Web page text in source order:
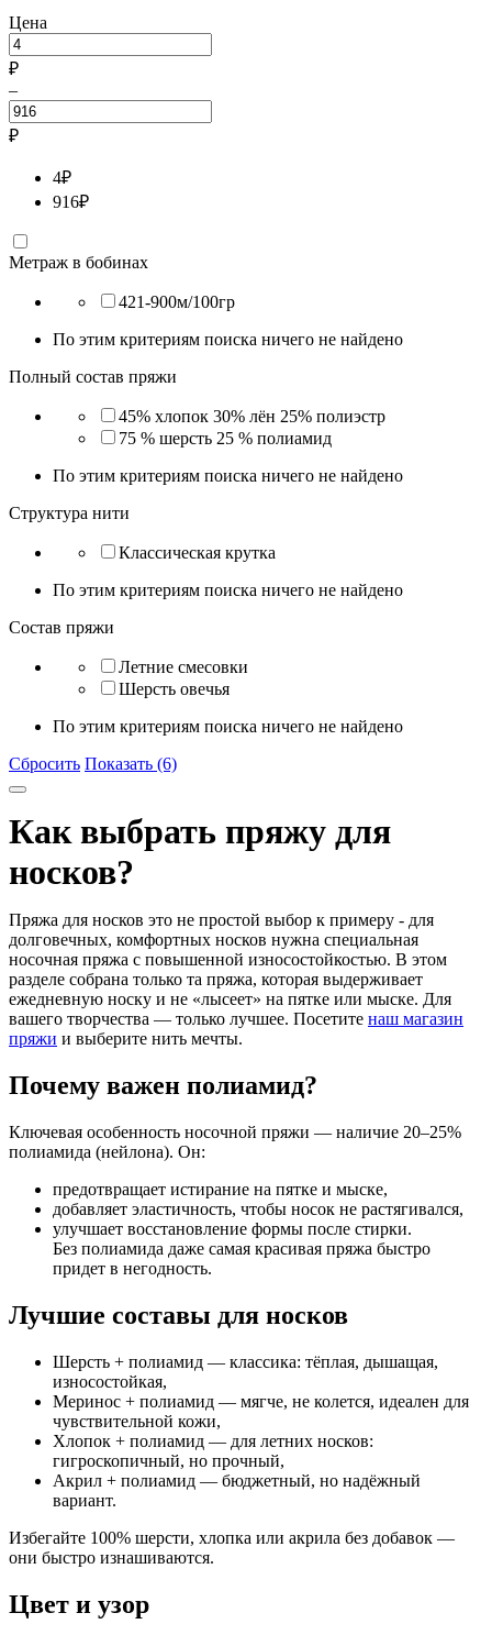
Цена
₽
–
₽
4₽
916₽
Метраж в бобинах
421-900м/100гр
По этим критериям поиска ничего не найдено
Полный состав пряжи
45% хлопок 30% лён 25% полиэстр
75 % шерсть 25 % полиамид
По этим критериям поиска ничего не найдено
Структура нити
Классическая крутка
По этим критериям поиска ничего не найдено
Состав пряжи
Летние смесовки
Шерсть овечья
По этим критериям поиска ничего не найдено
Сбросить Показать (6)
Как выбрать пряжу для
носков?
Пряжа для носков это не простой выбор к примеру - для
долговечных, комфортных носков нужна специальная
носочная пряжа с повышенной износостойкостью. В этом
разделе собрана только та пряжа, которая выдерживает
ежедневную носку и не «лысеет» на пятке или мыске. Для
вашего творчества — только лучшее. Посетите наш магазин
пряжи и выберите нить мечты.
Почему важен полиамид?
Ключевая особенность носочной пряжи — наличие 20–25%
полиамида (нейлона). Он:
предотвращает истирание на пятке и мыске,
добавляет эластичность, чтобы носок не растягивался,
улучшает восстановление формы после стирки.
Без полиамида даже самая красивая пряжа быстро
придет в негодность.
Лучшие составы для носков
Шерсть + полиамид — классика: тёплая, дышащая,
износостойкая,
Меринос + полиамид — мягче, не колется, идеален для
чувствительной кожи,
Хлопок + полиамид — для летних носков:
гигроскопичный, но прочный,
Акрил + полиамид — бюджетный, но надёжный
вариант.
Избегайте 100% шерсти, хлопка или акрила без добавок —
они быстро изнашиваются.
Цвет и узор